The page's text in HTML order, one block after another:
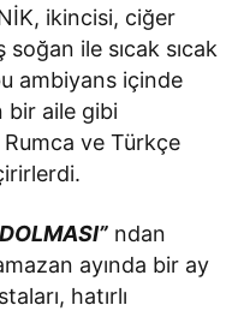
ikincisi, ciğer
ile sıcak sıcak
ambiyans içinde
bir aile gibi
Rumca ve Türkçe
ndan
ayında bir ay
hatırlı